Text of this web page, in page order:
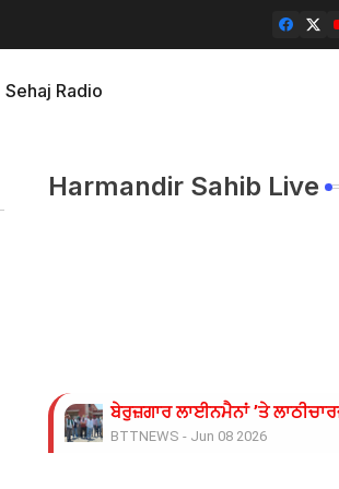
Sehaj Radio
Harmandir Sahib Live
ਬੇਰੁਜ਼ਗਾਰ ਲਾਈਨਮੈਨਾਂ ’ਤੇ
BTTNEWS - Jun 08 2026